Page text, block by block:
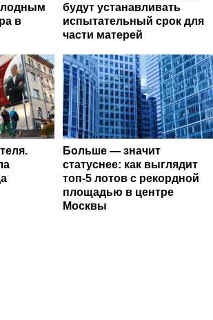
в
будут устанавливать
испытательный срок для
части матерей
Больше — значит
статуснее: как выглядит
топ-5 лотов с рекордной
площадью в центре
Москвы